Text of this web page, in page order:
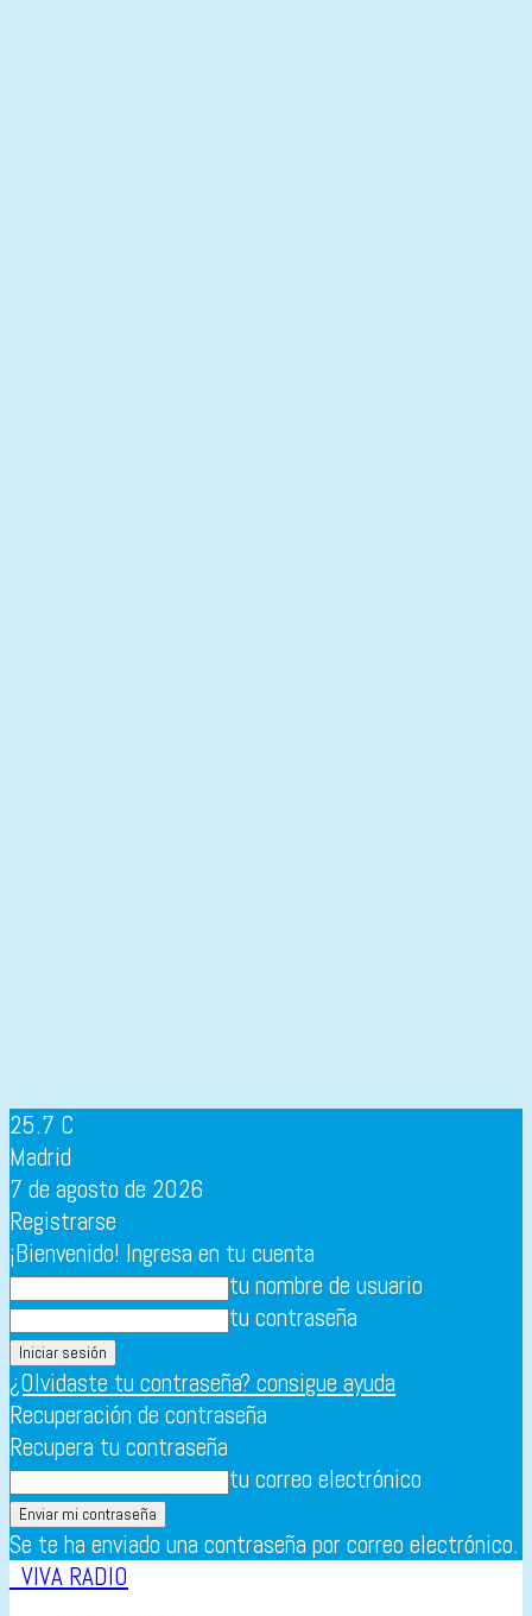
25.7 C
Madrid
7 de agosto de 2026
Registrarse
¡Bienvenido! Ingresa en tu cuenta
tu nombre de usuario
tu contraseña
¿Olvidaste tu contraseña? consigue ayuda
Recuperación de contraseña
Recupera tu contraseña
tu correo electrónico
Se te ha enviado una contraseña por correo electrónico.
VIVA RADIO